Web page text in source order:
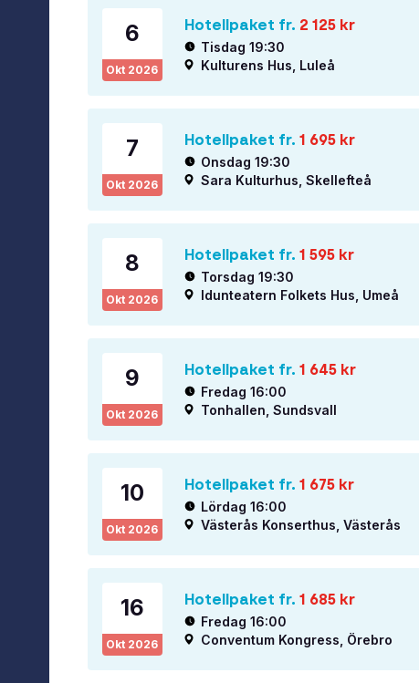
6
Okt 2026
Hotellpaket fr. 2 125kr
Tisdag 19:30
Kulturens Hus, Luleå
7
Okt 2026
Hotellpaket fr. 1 695kr
Onsdag 19:30
Sara Kulturhus, Skellefteå
8
Okt 2026
Hotellpaket fr. 1 595kr
Torsdag 19:30
Idunteatern Folkets Hus, Umeå
9
Okt 2026
Hotellpaket fr. 1 645kr
Fredag 16:00
Tonhallen, Sundsvall
10
Okt 2026
Hotellpaket fr. 1 675kr
Lördag 16:00
Västerås Konserthus, Västerås
16
Okt 2026
Hotellpaket fr. 1 685kr
Fredag 16:00
Conventum Kongress, Örebro